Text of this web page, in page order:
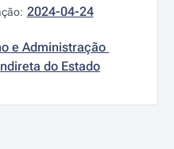
2024-04-24
e Administração
do Estado